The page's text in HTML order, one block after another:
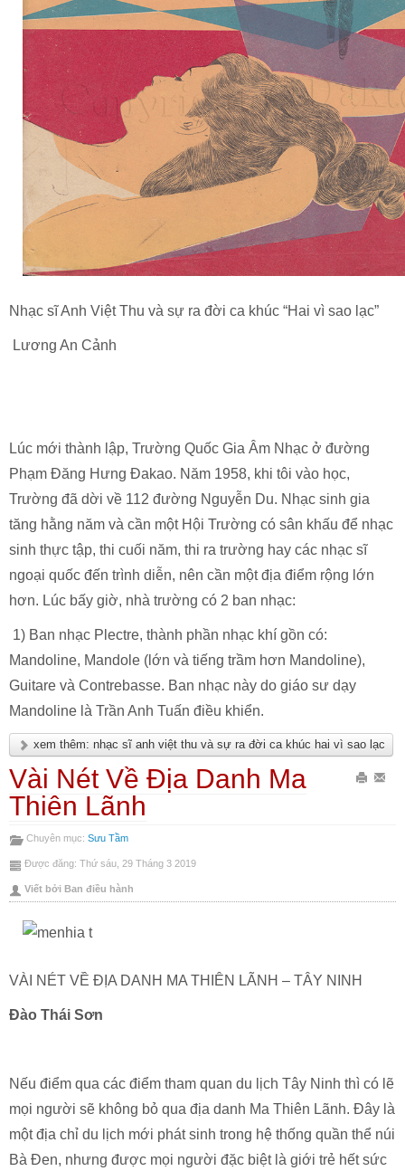
Nhạc sĩ Anh Việt Thu và sự ra đời ca khúc “Hai vì sao lạc”
Lương An Cảnh
Lúc mới thành lập, Trường Quốc Gia Âm Nhạc ở đường
Phạm Đăng Hưng Đakao. Năm 1958, khi tôi vào học,
Trường đã dời về 112 đường Nguyễn Du. Nhạc sinh gia
tăng hằng năm và cần một Hội Trường có sân khấu để nhạc
sinh thực tập, thi cuối năm, thi ra trường hay các nhạc sĩ
ngoại quốc đến trình diễn, nên cần một địa điểm rộng lớn
hơn. Lúc bấy giờ, nhà trường có 2 ban nhạc:
1) Ban nhạc Plectre, thành phần nhạc khí gồn có:
Mandoline, Mandole (lớn và tiếng trầm hơn Mandoline),
Guitare và Contrebasse. Ban nhạc này do giáo sư dạy
Mandoline là Trần Anh Tuấn điều khiển.
xem thêm: nhạc sĩ anh việt thu và sự ra đời ca khúc hai vì sao lạc
Vài Nét Về Địa Danh Ma
Thiên Lãnh
Chuyên mục: Sưu Tầm
Được đăng: Thứ sáu, 29 Tháng 3 2019
Viết bởi Ban điều hành
VÀI NÉT VỀ ĐỊA DANH MA THIÊN LÃNH – TÂY NINH
Đào Thái Sơn
Nếu điểm qua các điểm tham quan du lịch Tây Ninh thì có lẽ
mọi người sẽ không bỏ qua địa danh Ma Thiên Lãnh. Đây là
một địa chỉ du lịch mới phát sinh trong hệ thống quần thể núi
Bà Đen, nhưng được mọi người đặc biệt là giới trẻ hết sức